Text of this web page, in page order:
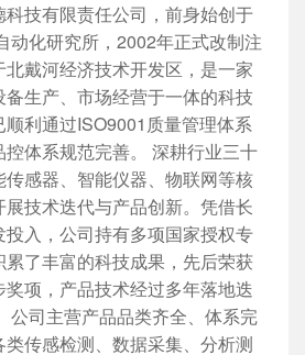
技有限责任公司，前身始创于
动化研究所，2002年正式改制注
戴河经济技术开发区，是一家
生产、市场经营于一体的科技
利通过ISO9001质量管理体系
体系规范完善。 深耕行业三十
感器、智能仪器、物联网等核
技术迭代与产品创新。凭借长
入，公司持有多项国家授权专
了丰富的科技成果，先后荣获
项，产品技术经过多年落地迭
公司主营产品品类齐全、体系完
传感检测、数据采集、分析测